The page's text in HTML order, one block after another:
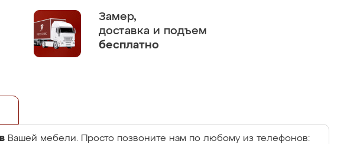
Замер,
доставка и подъем
бесплатно
Вашей мебели. Просто позвоните нам по любому из телефонов: